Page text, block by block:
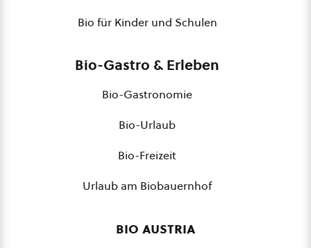
Bio für Kinder und Schulen
Bio-Gastro & Erleben
Bio-Gastronomie
Bio-Urlaub
Bio-Freizeit
Urlaub am Biobauernhof
bio austria